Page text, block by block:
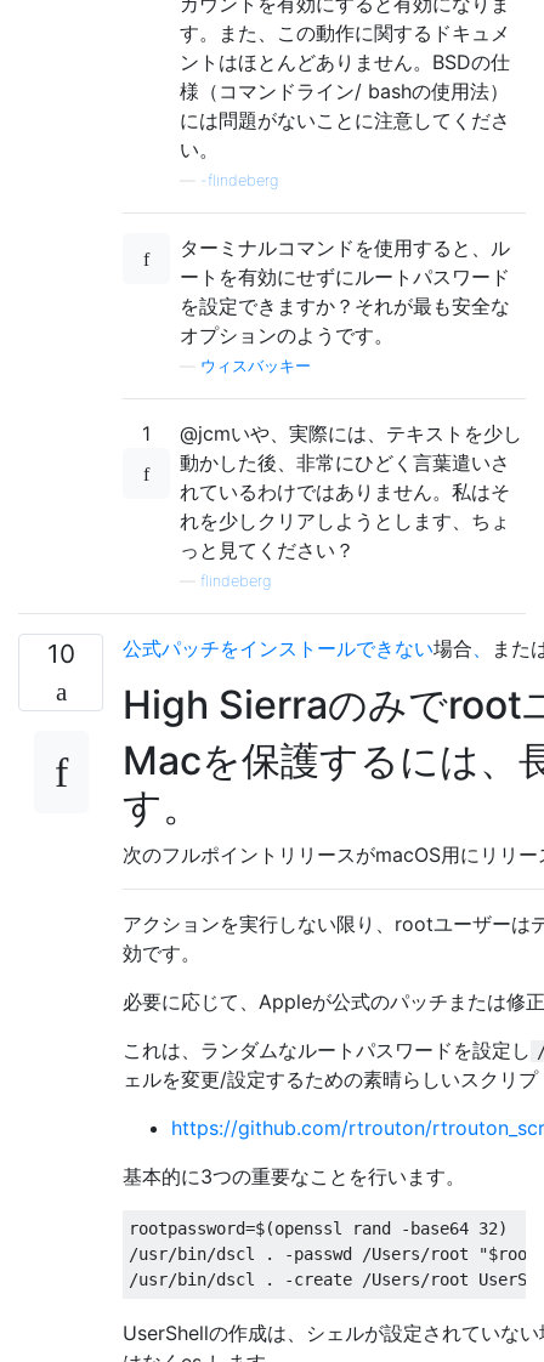
す。また、この動作に関するドキュメ
ントはほとんどありません。BSDの仕
様（コマンドライン/ bashの使用法）
には問題がないことに注意してくださ
い。
-flindeberg
ターミナルコマンドを使用すると、ル
ートを有効にせずにルートパスワード
を設定できますか？それが最も安全な
オプションのようです。
ウィスバッキー
1
@jcmいや、実際には、テキストを少し
動かした後、非常にひどく言葉遣いさ
れているわけではありません。私はそ
れを少しクリアしようとします、ちょ
っと見てください？
flindeberg
10 公式パッチをインストールできない場合 また
High Sierraのみでroot
Macを保護するには、
す。
次のフルポイントリリースがmacOS用にリリ
アクションを実行しない限り、rootユーザーは
効です。
必要に応じて、Appleが公式のパッチまたは修
これは、ランダムなルートパスワードを設定し
ェルを変更/設定するための素晴らしいスクリプ
https://github.com/rtrouton/
基本的に3つの重要なことを行います。
rootpassword=$(openssl rand -base64 32)
/usr/bin/dscl . -passwd /Users/root
UserShellの作成は、シェルが設定されていな